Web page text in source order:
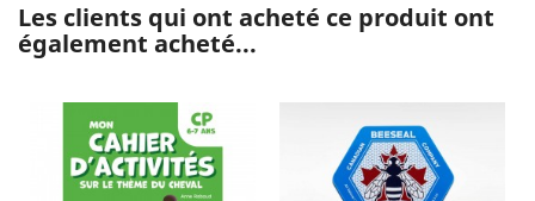
Les clients qui ont acheté ce produit ont
également acheté...